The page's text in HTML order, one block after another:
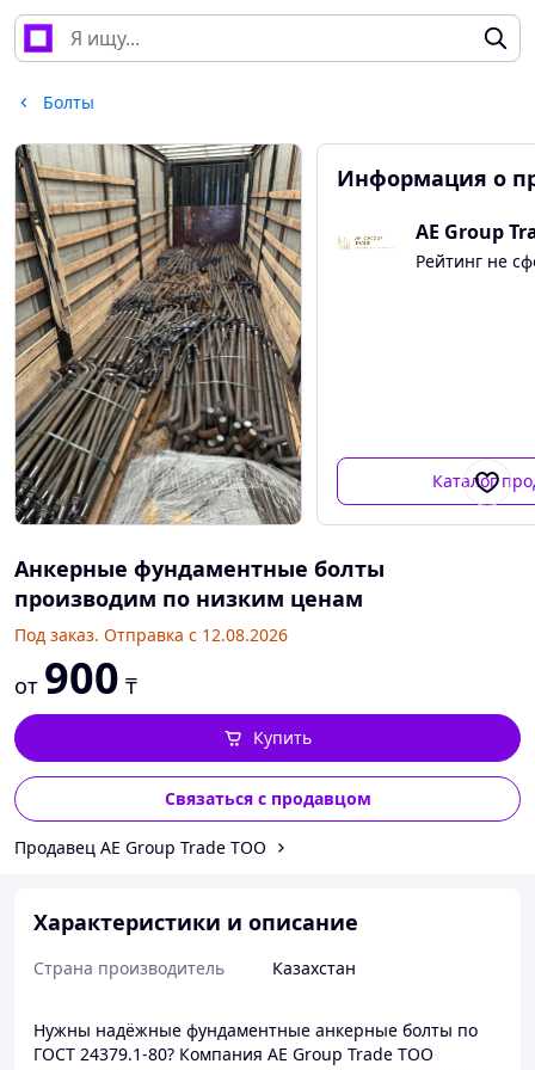
Болты
Информация о
AE Group
Рейтинг не
Каталог
Анкерные фундаментные болты
производим по низким ценам
Под заказ. Отправка с 12.08.2026
от 900 ₸
Купить
Связаться с продавцом
Продавец AE Group Trade TOO
Характеристики и описание
Страна производитель Казахстан
Нужны надёжные фундаментные анкерные болты по
ГОСТ 24379.1-80? Компания AE Group Trade ТОО